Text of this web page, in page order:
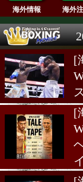
海外情報